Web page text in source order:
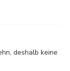
deshalb keine